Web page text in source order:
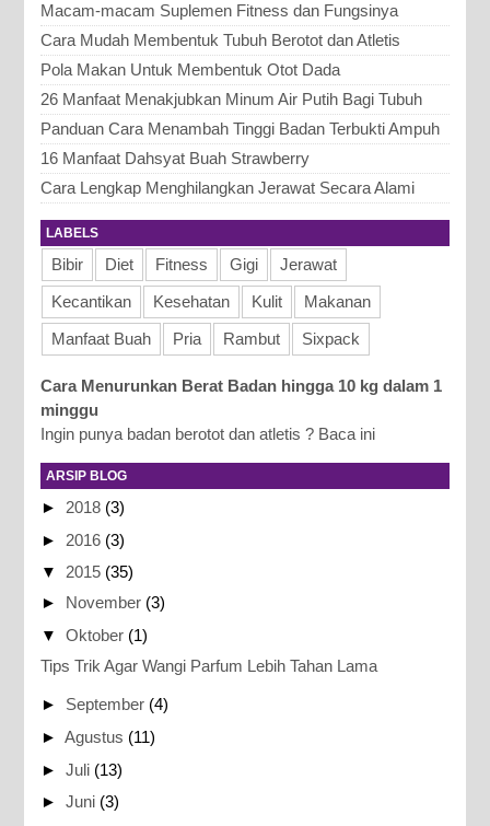
Macam-macam Suplemen Fitness dan Fungsinya
Cara Mudah Membentuk Tubuh Berotot dan Atletis
Pola Makan Untuk Membentuk Otot Dada
26 Manfaat Menakjubkan Minum Air Putih Bagi Tubuh
Panduan Cara Menambah Tinggi Badan Terbukti Ampuh
16 Manfaat Dahsyat Buah Strawberry
Cara Lengkap Menghilangkan Jerawat Secara Alami
LABELS
Bibir Diet Fitness Gigi
Jerawat
Kecantikan
Kesehatan Kulit
Makanan
Manfaat Buah
Pria Rambut Sixpack
Cara Menurunkan Berat Badan hingga 10 kg dalam 1
minggu
Ingin punya badan berotot dan atletis ? Baca ini
ARSIP BLOG
► 2018 (3)
► 2016 (3)
▼2015 (35)
► November (3)
▼Oktober (1)
Tips Trik Agar Wangi Parfum Lebih Tahan Lama
► September (4)
►Agustus (11)
►Juli (13)
►Juni (3)